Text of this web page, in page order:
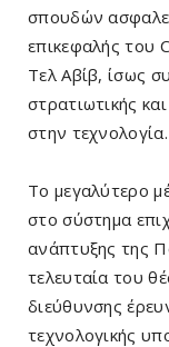
σπουδών
επικεφαλής του
Τελ Αβίβ, ίσως
στρατιωτικής
στην τεχνολογία.
Το μεγαλύτερο
στο σύστημα
ανάπτυξης της
τελευταία του
διεύθυνσης
τεχνολογικής